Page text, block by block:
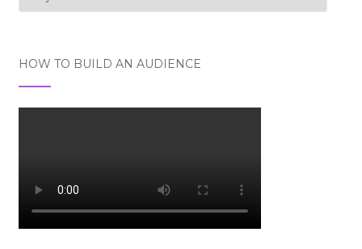
HOW TO BUILD AN AUDIENCE